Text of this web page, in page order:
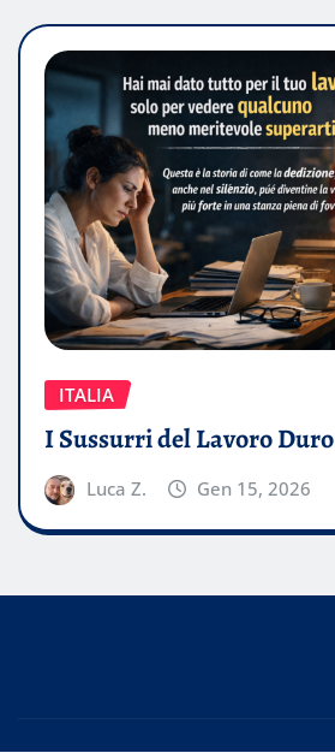
ITALIA
I Sussurri del Lavoro Duro
Luca Z. Gen 15, 2026